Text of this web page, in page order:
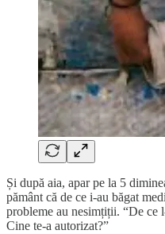
Și după aia, apar pe la 5
pământ că de ce i-au băgat
probleme au nesimțiții. “De ce
Cine te-a autorizat?”